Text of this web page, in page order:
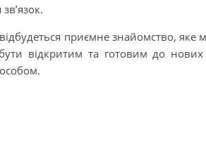
приємне знайомство,
відкритим та готовим до нових